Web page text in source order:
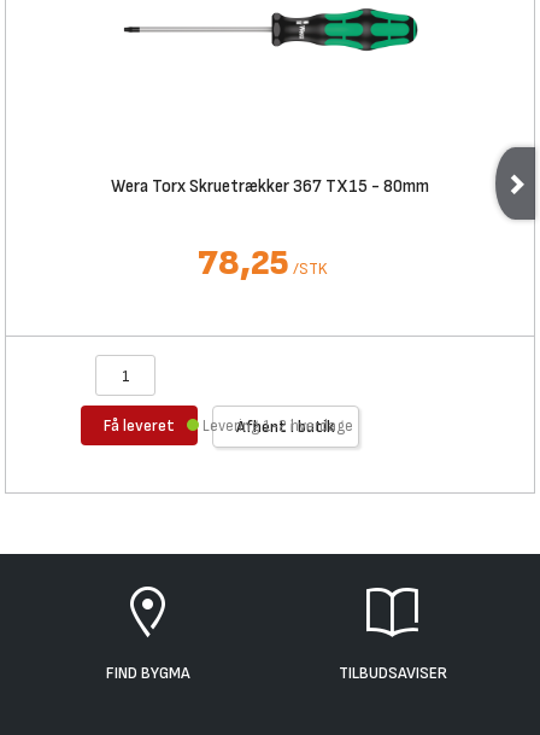
Wera Torx Skruetrækker 367 TX15 - 80mm
78,25 /STK
Få leveret Afhent i butik
Levering 1-2 hverdage
FIND BYGMA TILBUDSAVISER